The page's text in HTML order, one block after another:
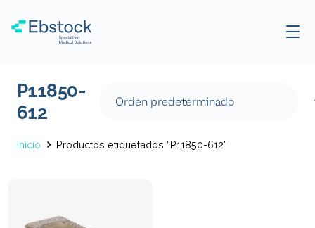
P11850-
612
Inicio Productos etiquetados “P11850-612”